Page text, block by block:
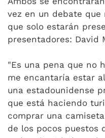
vez en un debate
que solo estarán
presentadores: David
"Es una pena que no
me encantaría estar
una estadounidense
que está haciendo
comprar una
de los pocos puestos